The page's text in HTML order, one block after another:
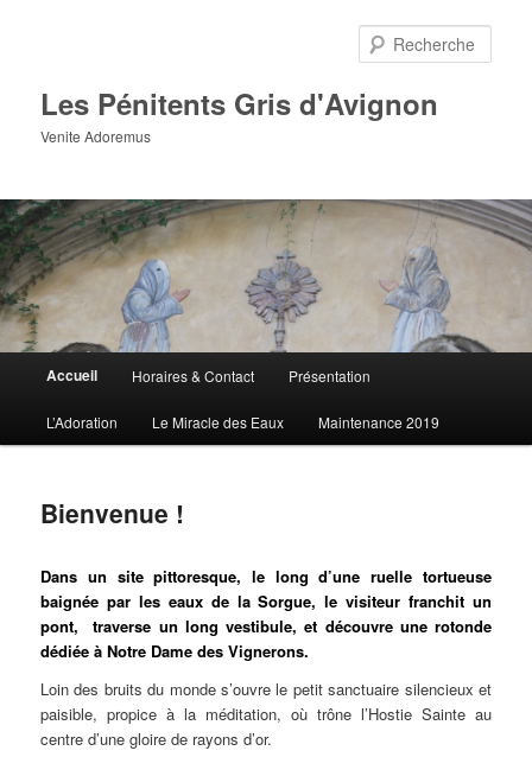
Les Pénitents Gris d'Avignon
Venite Adoremus
Accueil Horaires & Contact Présentation
L’Adoration Le Miracle des Eaux Maintenance 2019
Bienvenue !
Dans un site pittoresque, le long d’une ruelle tortueuse
baignée par les eaux de la Sorgue, le visiteur franchit un
pont, traverse un long vestibule, et découvre une rotonde
dédiée à Notre Dame des Vignerons.
Loin des bruits du monde s’ouvre le petit sanctuaire silencieux et
paisible, propice à la méditation, où trône l’Hostie Sainte au
centre d’une gloire de rayons d’or.